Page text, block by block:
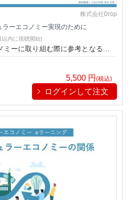
株式会社Drop
ーエコノミー実現のために
以内に視聴開始)
ーに取り組む際に参考となるビジ
動画です
5,500 円 (税込)
ログインして注文